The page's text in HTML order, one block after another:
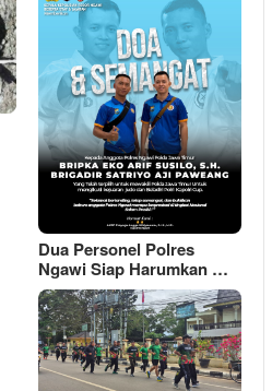
Dua Personel Polres
Ngawi Siap Harumkan …